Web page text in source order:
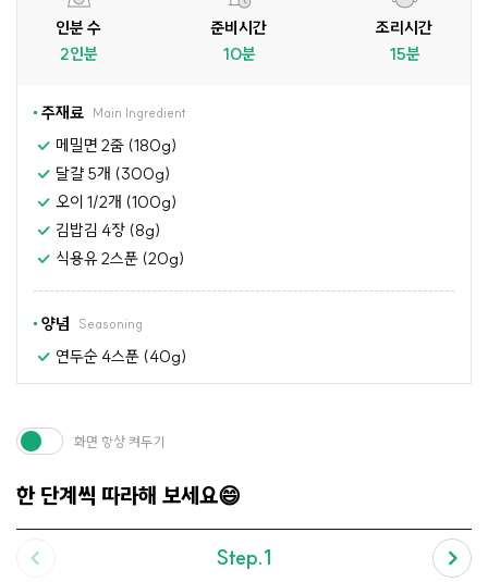
인분 수
2인분
준비시간
10분
조리시간
15분
주재료 Main Ingredient
메밀면 2줌 (180g)
달걀 5개 (300g)
오이 1/2개 (100g)
김밥김 4장 (8g)
식용유 2스푼 (20g)
양념 Seasoning
연두순 4스푼 (40g)
한 단계씩 따라해 보세요😄
화면 항상 켜두기
Step.1